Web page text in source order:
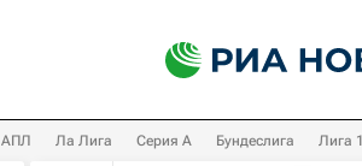
АПЛ Ла Лига Серия А Бундеслига Лига 1